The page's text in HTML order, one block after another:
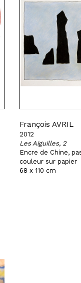
François AVRIL
2012
Les Aiguilles, 2
Encre de Chine,
couleur sur papier
68 x 110 cm